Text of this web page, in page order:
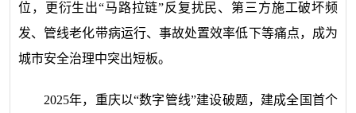
位，更衍生出“马路拉链”反复扰民、第三方施工破坏频
发、管线老化带病运行、事故处置效率低下等痛点，成为
城市安全治理中突出短板。
2025年，重庆以“数字管线”建设破题，建成全国首个